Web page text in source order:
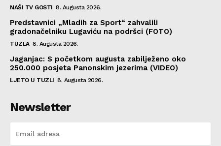
NAŠI TV GOSTI 8. Augusta 2026.
Predstavnici „Mladih za Sport“ zahvalili
gradonačelniku Lugaviću na podršci (FOTO)
TUZLA 8. Augusta 2026.
Jaganjac: S početkom augusta zabilježeno oko
250.000 posjeta Panonskim jezerima (VIDEO)
LJETO U TUZLI 8. Augusta 2026.
Newsletter